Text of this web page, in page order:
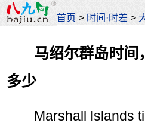
首页 > 时间·时差 >
马绍尔群岛时间
多少
Marshall Islands